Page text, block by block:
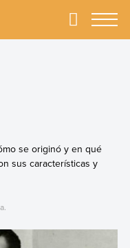
Primary
se originó y en qué
sus características y